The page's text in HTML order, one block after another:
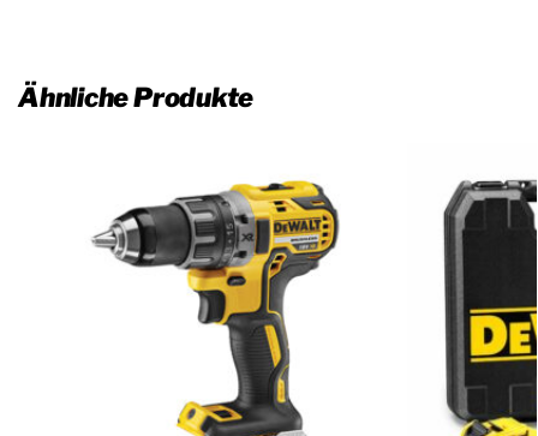
Ähnliche Produkte